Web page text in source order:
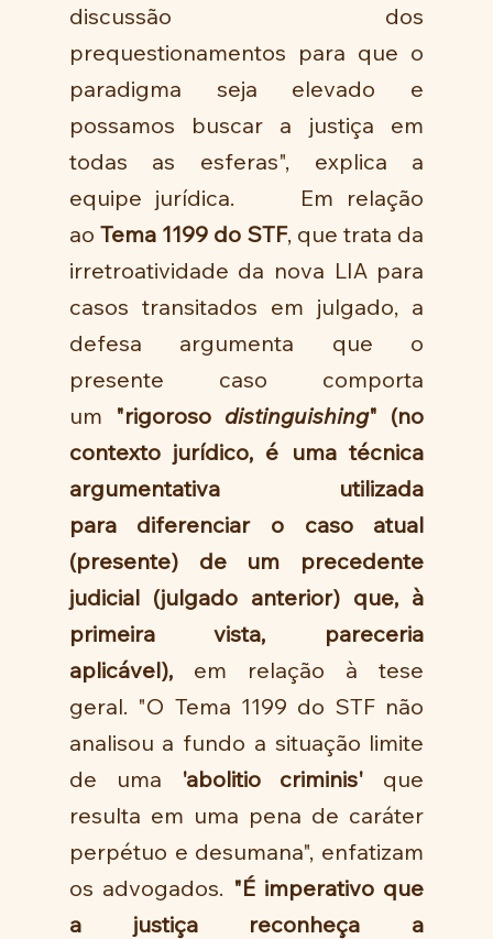
discussão dos
prequestionamentos para que o
paradigma seja elevado e
possamos buscar a justiça em
todas as esferas", explica a
equipe jurídica.     Em relação
ao Tema 1199 do STF, que trata da
irretroatividade da nova LIA para
casos transitados em julgado, a
defesa argumenta que o
presente caso comporta
um "rigoroso distinguishing" (no
contexto jurídico, é uma técnica
argumentativa utilizada
para diferenciar o caso atual
(presente) de um precedente
judicial (julgado anterior) que, à
primeira vista, pareceria
aplicável), em relação à tese
geral. "O Tema 1199 do STF não
analisou a fundo a situação limite
de uma 'abolitio criminis' que
resulta em uma pena de caráter
perpétuo e desumana", enfatizam
os advogados. "É imperativo que
a justiça reconheça a